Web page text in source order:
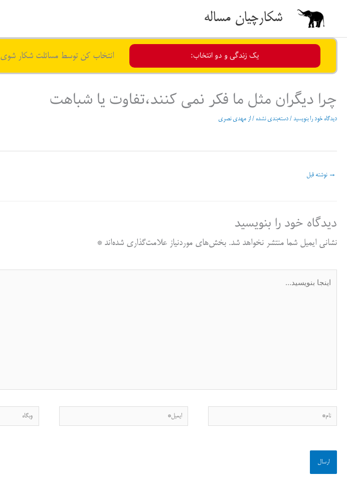
شکارچیان مساله
یک زندگی و دو انتخاب: انتخاب کن توسط مسائلت شکار شوی
چرا دیگران مثل ما فکر نمی کنند،تفاوت یا شباهت
دیدگاه‌ خود را بنویسید / دسته‌بندی نشده / از مهدی نصری
→ نوشته قبل
دیدگاه‌ خود را بنویسید
نشانی ایمیل شما منتشر نخواهد شد. بخش‌های موردنیاز علامت‌گذاری شده‌اند*
نام* ایمیل* وبگاه